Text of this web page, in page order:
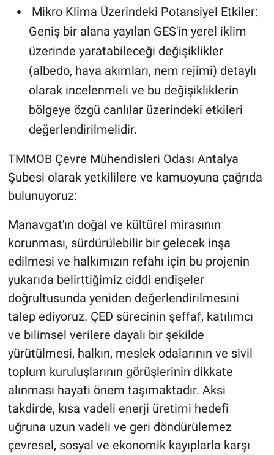
Mikro Klima Üzerindeki Potansiyel Etkiler:
Geniş bir alana yayılan GES'in yerel iklim
üzerinde yaratabileceği değişiklikler
(albedo, hava akımları, nem rejimi) detaylı
olarak incelenmeli ve bu değişikliklerin
bölgeye özgü canlılar üzerindeki etkileri
değerlendirilmelidir.
TMMOB Çevre Mühendisleri Odası Antalya
Şubesi olarak yetkililere ve kamuoyuna çağrıda
bulunuyoruz:
Manavgat'ın doğal ve kültürel mirasının
korunması, sürdürülebilir bir gelecek inşa
edilmesi ve halkımızın refahı için bu projenin
yukarıda belirttiğimiz ciddi endişeler
doğrultusunda yeniden değerlendirilmesini
talep ediyoruz. ÇED sürecinin şeffaf, katılımcı
ve bilimsel verilere dayalı bir şekilde
yürütülmesi, halkın, meslek odalarının ve sivil
toplum kuruluşlarının görüşlerinin dikkate
alınması hayati önem taşımaktadır. Aksi
takdirde, kısa vadeli enerji üretimi hedefi
uğruna uzun vadeli ve geri döndürülemez
çevresel, sosyal ve ekonomik kayıplarla karşı